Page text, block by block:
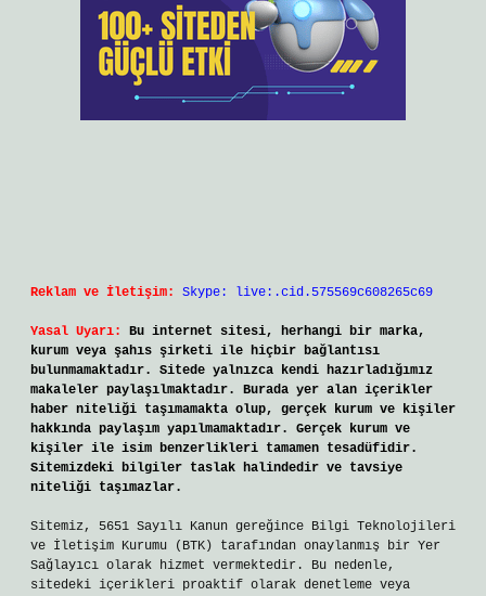
Reklam ve İletişim: Skype: live:.cid.575569c608265c69
Yasal Uyarı:
Bu internet sitesi, herhangi bir marka,
kurum veya şahıs şirketi ile hiçbir bağlantısı
bulunmamaktadır. Sitede yalnızca kendi hazırladığımız
makaleler paylaşılmaktadır. Burada yer alan içerikler
haber niteliği taşımamakta olup, gerçek kurum ve kişiler
hakkında paylaşım yapılmamaktadır. Gerçek kurum ve
kişiler ile isim benzerlikleri tamamen tesadüfidir.
Sitemizdeki bilgiler taslak halindedir ve tavsiye
niteliği taşımazlar.
Sitemiz, 5651 Sayılı Kanun gereğince Bilgi Teknolojileri
ve İletişim Kurumu (BTK) tarafından onaylanmış bir Yer
Sağlayıcı olarak hizmet vermektedir. Bu nedenle,
sitedeki içerikleri proaktif olarak denetleme veya